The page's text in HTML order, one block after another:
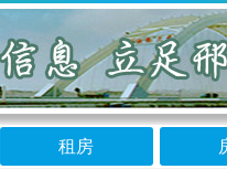
租房